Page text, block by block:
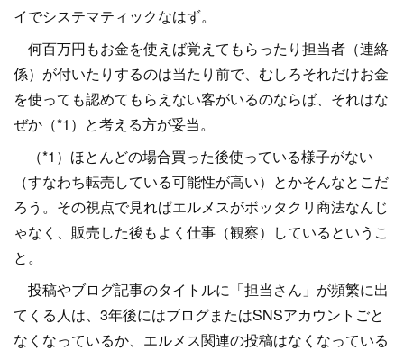
イでシステマティックなはず。
何百万円もお金を使えば覚えてもらったり担当者（連絡
係）が付いたりするのは当たり前で、むしろそれだけお金
を使っても認めてもらえない客がいるのならば、それはな
ぜか（*1）と考える方が妥当。
（*1）ほとんどの場合買った後使っている様子がない
（すなわち転売している可能性が高い）とかそんなとこだ
ろう。その視点で見ればエルメスがボッタクリ商法なんじ
ゃなく、販売した後もよく仕事（観察）しているというこ
と。
投稿やブログ記事のタイトルに「担当さん」が頻繁に出
てくる人は、3年後にはブログまたはSNSアカウントごと
なくなっているか、エルメス関連の投稿はなくなっている